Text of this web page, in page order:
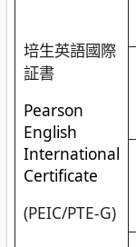
培生英語國際
証書
Pearson
English
International
Certificate
(PEIC/PTE-G)